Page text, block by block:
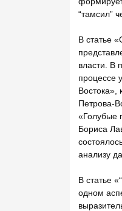
“тамсил”
В статье
власти. В
процессе
Востока»,
Петрова-
«Голубые
Бориса
анализу
В статье
одном